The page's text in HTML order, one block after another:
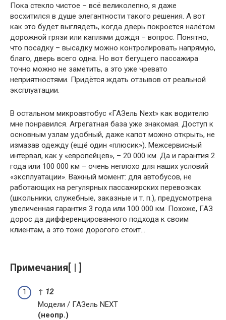
Пока стекло чистое – всё великолепно, я даже
восхитился в душе элегантности такого решения. А вот
как это будет выглядеть, когда дверь покроется налётом
дорожной грязи или каплями дождя – вопрос. Понятно,
что посадку – высадку можно контролировать напрямую,
благо, дверь всего одна. Но вот бегущего пассажира
точно можно не заметить, а это уже чревато
неприятностями. Придётся ждать отзывов от реальной
эксплуатации.
В остальном микроавтобус «ГАЗель Next» как водителю
мне понравился. Агрегатная база уже знакомая. Доступ к
основным узлам удобный, даже капот можно открыть, не
измазав одежду (ещё один «плюсик»). Межсервисный
интервал, как у «европейцев», – 20 000 км. Да и гарантия 2
года или 100 000 км – очень неплохо для наших условий
«эксплуатации». Важный момент: для автобусов, не
работающих на регулярных пассажирских перевозках
(школьники, служебные, заказные и т. п.), предусмотрена
увеличенная гарантия 3 года или 100 000 км. Похоже, ГАЗ
дорос да дифференцированного подхода к своим
клиентам, а это тоже дорогого стоит…
Примечания[ | ]
↑ 12
Модели / ГАЗель NEXT
(неопр.)